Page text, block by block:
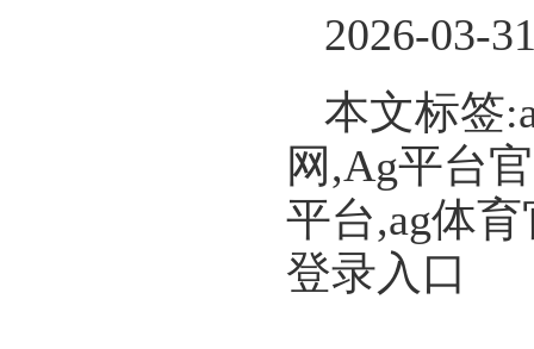
2026-03-
本文标签
网,Ag平台
平台,ag体
登录入口